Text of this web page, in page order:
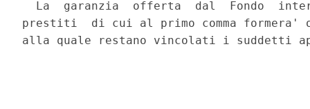
La  garanzia  offerta  dal  Fondo
prestiti  di cui al primo comma formera'